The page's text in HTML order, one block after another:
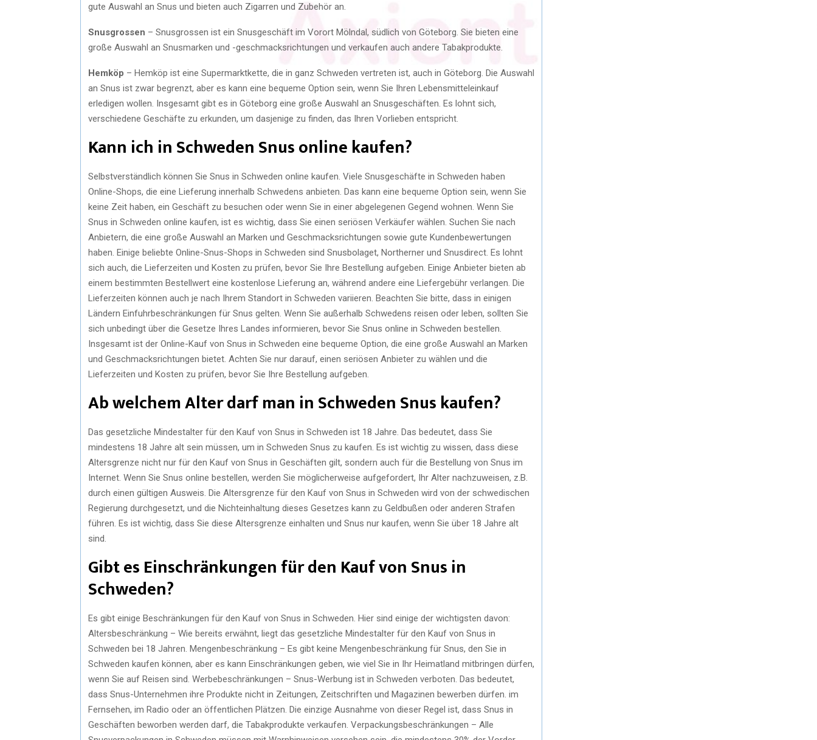
gute Auswahl an Snus und bieten auch Zigarren und Zubehör an.
Snusgrossen – Snusgrossen ist ein Snusgeschäft im Vorort Mölndal, südlich von Göteborg. Sie bieten eine
große Auswahl an Snusmarken und -geschmacksrichtungen und verkaufen auch andere Tabakprodukte.
Hemköp – Hemköp ist eine Supermarktkette, die in ganz Schweden vertreten ist, auch in Göteborg. Die Auswahl
an Snus ist zwar begrenzt, aber es kann eine bequeme Option sein, wenn Sie Ihren Lebensmitteleinkauf
erledigen wollen. Insgesamt gibt es in Göteborg eine große Auswahl an Snusgeschäften. Es lohnt sich,
verschiedene Geschäfte zu erkunden, um dasjenige zu finden, das Ihren Vorlieben entspricht.
Kann ich in Schweden Snus online kaufen?
Selbstverständlich können Sie Snus in Schweden online kaufen. Viele Snusgeschäfte in Schweden haben
Online-Shops, die eine Lieferung innerhalb Schwedens anbieten. Das kann eine bequeme Option sein, wenn Sie
keine Zeit haben, ein Geschäft zu besuchen oder wenn Sie in einer abgelegenen Gegend wohnen. Wenn Sie
Snus in Schweden online kaufen, ist es wichtig, dass Sie einen seriösen Verkäufer wählen. Suchen Sie nach
Anbietern, die eine große Auswahl an Marken und Geschmacksrichtungen sowie gute Kundenbewertungen
haben. Einige beliebte Online-Snus-Shops in Schweden sind Snusbolaget, Northerner und Snusdirect. Es lohnt
sich auch, die Lieferzeiten und Kosten zu prüfen, bevor Sie Ihre Bestellung aufgeben. Einige Anbieter bieten ab
einem bestimmten Bestellwert eine kostenlose Lieferung an, während andere eine Liefergebühr verlangen. Die
Lieferzeiten können auch je nach Ihrem Standort in Schweden variieren. Beachten Sie bitte, dass in einigen
Ländern Einfuhrbeschränkungen für Snus gelten. Wenn Sie außerhalb Schwedens reisen oder leben, sollten Sie
sich unbedingt über die Gesetze Ihres Landes informieren, bevor Sie Snus online in Schweden bestellen.
Insgesamt ist der Online-Kauf von Snus in Schweden eine bequeme Option, die eine große Auswahl an Marken
und Geschmacksrichtungen bietet. Achten Sie nur darauf, einen seriösen Anbieter zu wählen und die
Lieferzeiten und Kosten zu prüfen, bevor Sie Ihre Bestellung aufgeben.
Ab welchem Alter darf man in Schweden Snus kaufen?
Das gesetzliche Mindestalter für den Kauf von Snus in Schweden ist 18 Jahre. Das bedeutet, dass Sie
mindestens 18 Jahre alt sein müssen, um in Schweden Snus zu kaufen. Es ist wichtig zu wissen, dass diese
Altersgrenze nicht nur für den Kauf von Snus in Geschäften gilt, sondern auch für die Bestellung von Snus im
Internet. Wenn Sie Snus online bestellen, werden Sie möglicherweise aufgefordert, Ihr Alter nachzuweisen, z.B.
durch einen gültigen Ausweis. Die Altersgrenze für den Kauf von Snus in Schweden wird von der schwedischen
Regierung durchgesetzt, und die Nichteinhaltung dieses Gesetzes kann zu Geldbußen oder anderen Strafen
führen. Es ist wichtig, dass Sie diese Altersgrenze einhalten und Snus nur kaufen, wenn Sie über 18 Jahre alt
sind.
Gibt es Einschränkungen für den Kauf von Snus in
Schweden?
Es gibt einige Beschränkungen für den Kauf von Snus in Schweden. Hier sind einige der wichtigsten davon:
Altersbeschränkung – Wie bereits erwähnt, liegt das gesetzliche Mindestalter für den Kauf von Snus in
Schweden bei 18 Jahren. Mengenbeschränkung – Es gibt keine Mengenbeschränkung für Snus, den Sie in
Schweden kaufen können, aber es kann Einschränkungen geben, wie viel Sie in Ihr Heimatland mitbringen dürfen,
wenn Sie auf Reisen sind. Werbebeschränkungen – Snus-Werbung ist in Schweden verboten. Das bedeutet,
dass Snus-Unternehmen ihre Produkte nicht in Zeitungen, Zeitschriften und Magazinen bewerben dürfen. im
Fernsehen, im Radio oder an öffentlichen Plätzen. Die einzige Ausnahme von dieser Regel ist, dass Snus in
Geschäften beworben werden darf, die Tabakprodukte verkaufen. Verpackungsbeschränkungen – Alle